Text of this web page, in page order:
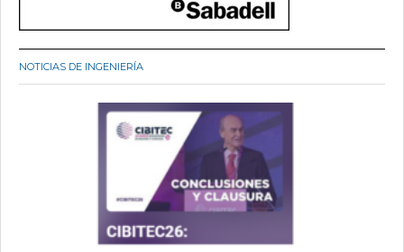
NOTICIAS DE INGENIERÍA